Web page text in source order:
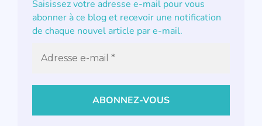
Saisissez votre adresse e-mail pour vous
abonner à ce blog et recevoir une notification
de chaque nouvel article par e-mail.